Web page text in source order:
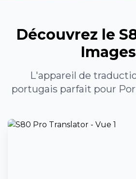
Découvrez le
Images
L'appareil de
portugais parfait pour